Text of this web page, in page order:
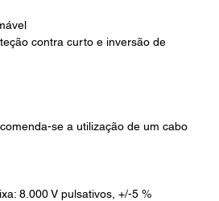
contra curto e inversão de
se a utilização de um cabo
8.000 V pulsativos, +/-5 %